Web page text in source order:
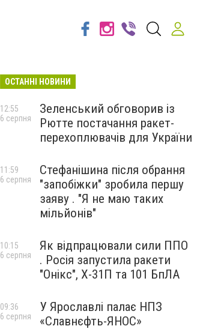
ОСТАННІ НОВИНИ
Зеленський обговорив із
Рютте постачання ракет-
перехоплювачів для України
12:55
6 серпня
Стефанішина після обрання
"запобіжки" зробила першу
заяву . "Я не маю таких
мільйонів"
11:59
6 серпня
Як відпрацювали сили ППО
. Росія запустила ракети
"Онікс", Х-31П та 101 БпЛА
10:15
6 серпня
У Ярославлі палає НПЗ
«Славнєфть-ЯНОС»
09:36
6 серпня